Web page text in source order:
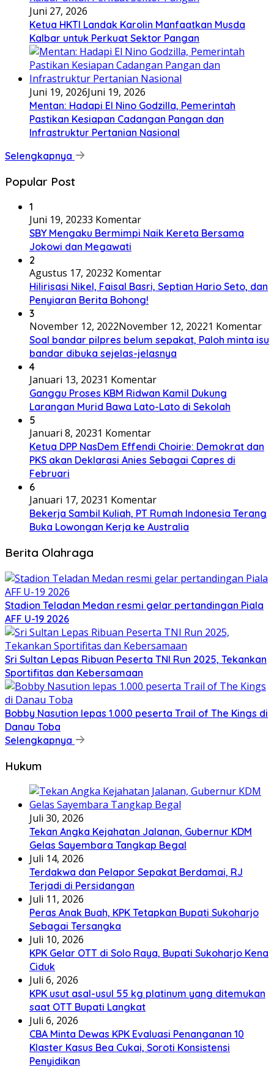
Juni 27, 2026
Ketua HKTI Landak Karolin Manfaatkan Musda
Kalbar untuk Perkuat Sektor Pangan
Juni 19, 2026Juni 19, 2026
Mentan: Hadapi El Nino Godzilla, Pemerintah
Pastikan Kesiapan Cadangan Pangan dan
Infrastruktur Pertanian Nasional
Selengkapnya
Popular Post
1
Juni 19, 20233 Komentar
SBY Mengaku Bermimpi Naik Kereta Bersama
Jokowi dan Megawati
2
Agustus 17, 20232 Komentar
Hilirisasi Nikel, Faisal Basri, Septian Hario Seto, dan
Penyiaran Berita Bohong!
3
November 12, 2022November 12, 20221 Komentar
Soal bandar pilpres belum sepakat, Paloh minta isu
bandar dibuka sejelas-jelasnya
4
Januari 13, 20231 Komentar
Ganggu Proses KBM Ridwan Kamil Dukung
Larangan Murid Bawa Lato-Lato di Sekolah
5
Januari 8, 20231 Komentar
Ketua DPP NasDem Effendi Choirie: Demokrat dan
PKS akan Deklarasi Anies Sebagai Capres di
Februari
6
Januari 17, 20231 Komentar
Bekerja Sambil Kuliah, PT Rumah Indonesia Terang
Buka Lowongan Kerja ke Australia
Berita Olahraga
Stadion Teladan Medan resmi gelar pertandingan Piala
AFF U-19 2026
Sri Sultan Lepas Ribuan Peserta TNI Run 2025, Tekankan
Sportifitas dan Kebersamaan
Bobby Nasution lepas 1.000 peserta Trail of The Kings di
Danau Toba
Selengkapnya
Hukum
Juli 30, 2026
Tekan Angka Kejahatan Jalanan, Gubernur KDM
Gelas Sayembara Tangkap Begal
Juli 14, 2026
Terdakwa dan Pelapor Sepakat Berdamai, RJ
Terjadi di Persidangan
Juli 11, 2026
Peras Anak Buah, KPK Tetapkan Bupati Sukoharjo
Sebagai Tersangka
Juli 10, 2026
KPK Gelar OTT di Solo Raya, Bupati Sukoharjo Kena
Ciduk
Juli 6, 2026
KPK usut asal-usul 55 kg platinum yang ditemukan
saat OTT Bupati Langkat
Juli 6, 2026
CBA Minta Dewas KPK Evaluasi Penanganan 10
Klaster Kasus Bea Cukai, Soroti Konsistensi
Penyidikan